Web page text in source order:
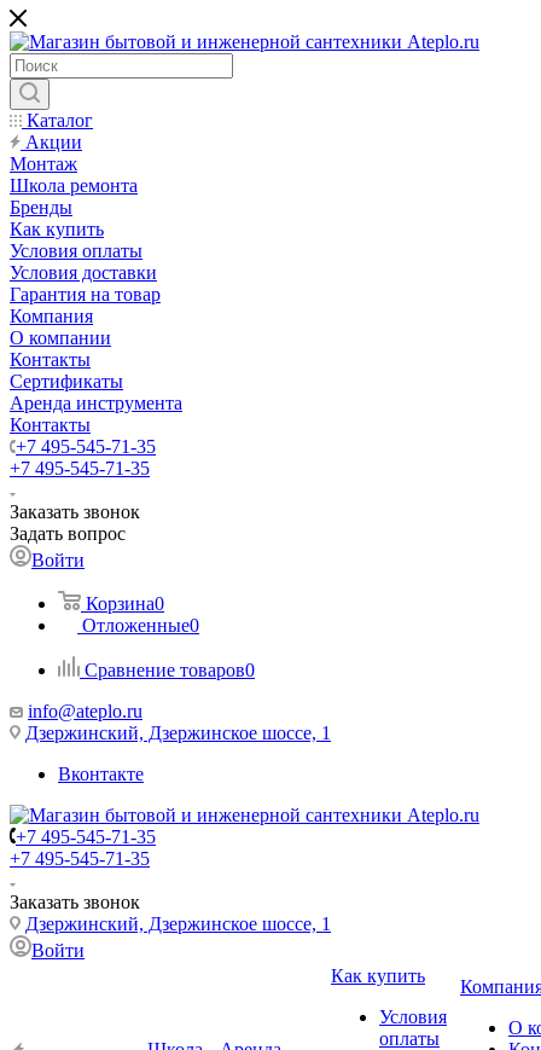
Каталог
Акции
Монтаж
Школа ремонта
Бренды
Как купить
Условия оплаты
Условия доставки
Гарантия на товар
Компания
О компании
Контакты
Сертификаты
Аренда инструмента
Контакты
+7 495-545-71-35
+7 495-545-71-35
Заказать звонок
Задать вопрос
Войти
Корзина0
Отложенные0
Сравнение товаров0
info@ateplo.ru
Дзержинский, Дзержинское шоссе, 1
Вконтакте
+7 495-545-71-35
+7 495-545-71-35
Заказать звонок
Дзержинский, Дзержинское шоссе, 1
Войти
Как купить
Условия
оплаты
О